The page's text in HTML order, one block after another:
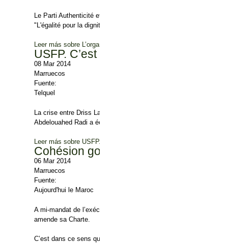
Le Parti Authenticité et Modernité (PAM) a tenu, samedi 8 mars
"L'égalité pour la dignité et la citoyenneté".
Leer más sobre L’organisation féminine du PAM voit le jour
USFP. C’est la guerre !
08 Mar 2014
Marruecos
Fuente:
Telquel
La crise entre Driss Lachgar et le courant de Ahmed Zaïdi ne
Abdelouahed Radi a échoué.
Leer más sobre USFP. C’est la guerre !
Cohésion gouvernementale : Les
06 Mar 2014
Marruecos
Fuente:
Aujourd'hui le Maroc
A mi-mandat de l’exécutif et à quelques semaines de la rentrée
amende sa Charte.
C’est dans ce sens que la commission en charge de la révision